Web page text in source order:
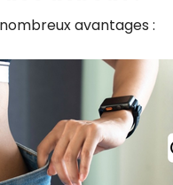
avantages :